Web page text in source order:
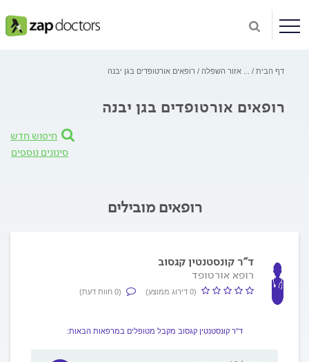
דף הבית אזור השפלה רופאים אורטופדים בגן יבנה
רופאים אורטופדים בגן יבנה
חיפוש חדש
סינונים נוספים
רופאים מובילים
ד"ר קונסטנטין קגסוב
רופא אורטופד
(0 דירוג ממוצע) (0 חוות דעת)
ד"ר קונסטנטין קגסוב מקבל מטופלים במרפאות הבאות: